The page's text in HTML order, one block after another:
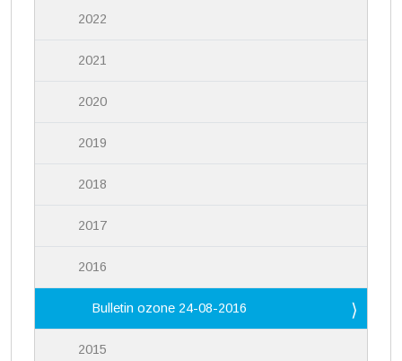
2022
2021
2020
2019
2018
2017
2016
Bulletin ozone 24-08-2016
2015